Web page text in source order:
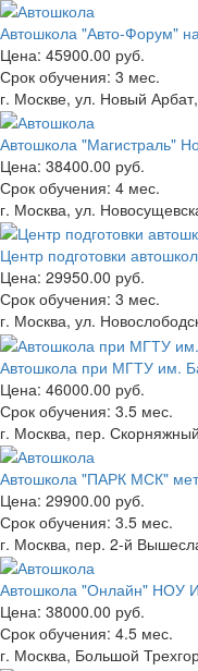
Автошкола "Авто-Форум"
Цена: 45900.00 руб.
Срок обучения: 3 мес.
г. Москве, ул. Новый
Автошкола "Магистраль"
Цена: 38400.00 руб.
Срок обучения: 4 мес.
г. Москва, ул.
Центр подготовки
Цена: 29950.00 руб.
Срок обучения: 3 мес.
г. Москва, ул.
Автошкола при МГТУ им.
Цена: 46000.00 руб.
Срок обучения: 3.5 мес.
г. Москва, пер.
Автошкола "ПАРК МСК"
Цена: 29900.00 руб.
Срок обучения: 3.5 мес.
г. Москва, пер. 2-й
Автошкола "Онлайн" НОУ
Цена: 38000.00 руб.
Срок обучения: 4.5 мес.
г. Москва, Большой